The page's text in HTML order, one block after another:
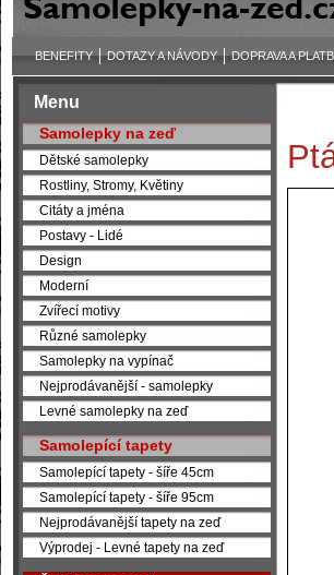
Menu
Samolepky na zeď
Dětské samolepky
Rostliny, Stromy, Květiny
Citáty a jména
Postavy - Lidé
Design
Moderní
Zvířecí motivy
Různé samolepky
Samolepky na vypínač
Nejprodávanější - samolepky
Levné samolepky na zeď
Samolepící tapety
Samolepící tapety - šíře 45cm
Samolepící tapety - šíře 95cm
Nejprodávanější tapety na zeď
Výprodej - Levné tapety na zeď
BENEFITY DOTAZY A NÁVODY DOPRAVA A